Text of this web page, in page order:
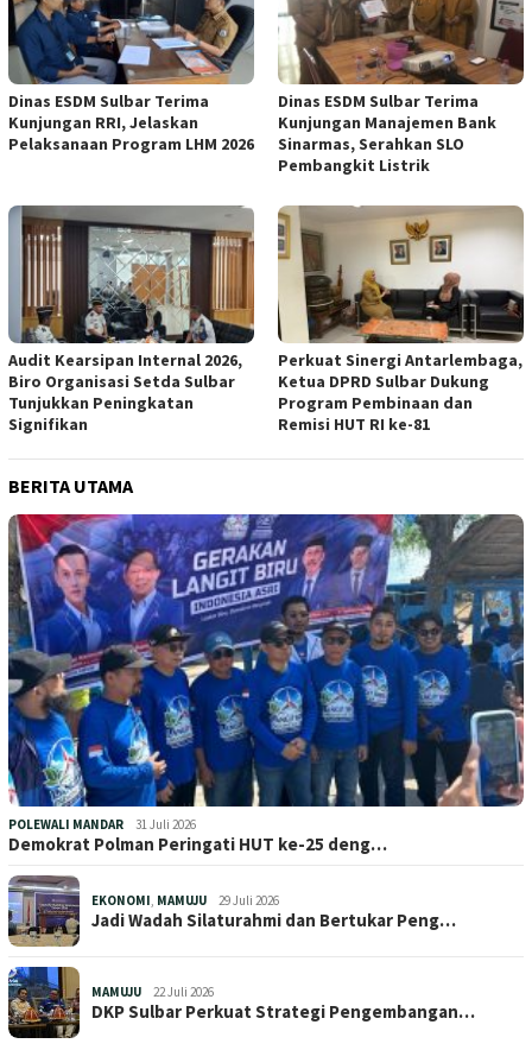
Dinas ESDM Sulbar Terima
Kunjungan RRI, Jelaskan
Pelaksanaan Program LHM 2026
Dinas ESDM Sulbar Terima
Kunjungan Manajemen Bank
Sinarmas, Serahkan SLO
Pembangkit Listrik
Audit Kearsipan Internal 2026,
Biro Organisasi Setda Sulbar
Tunjukkan Peningkatan
Signifikan
Perkuat Sinergi Antarlembaga,
Ketua DPRD Sulbar Dukung
Program Pembinaan dan
Remisi HUT RI ke-81
BERITA UTAMA
POLEWALI MANDAR 31 Juli 2026
Demokrat Polman Peringati HUT ke-25 deng…
EKONOMI, MAMUJU 29 Juli 2026
Jadi Wadah Silaturahmi dan Bertukar Peng…
MAMUJU 22 Juli 2026
DKP Sulbar Perkuat Strategi Pengembangan…